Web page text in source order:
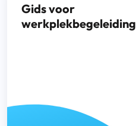
Gids voor
werkplekbegeleiding